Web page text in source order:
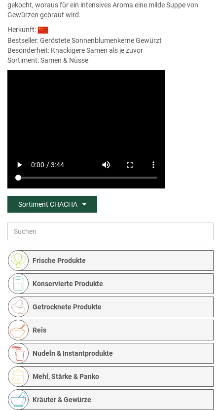
Frische Produkte
Konservierte Produkte
Getrocknete Produkte
Reis
Nudeln & Instantprodukte
Mehl, Stärke & Panko
Kräuter & Gewürze
gekocht, woraus für ein intensives Aroma eine milde Suppe von
Gewürzen gebraut wird.
Herkunft:
Bestseller:Geröstete Sonnenblumenkerne Gewürzt
Besonderheit: Knackigere Samen als je zuvor
Sortiment: Samen & Nüsse
Sortiment CHACHA